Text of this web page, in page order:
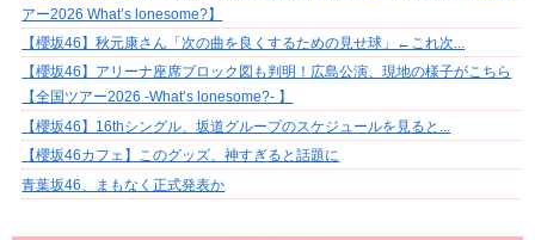
アー2026 What’s lonesome?】
【櫻坂46】秋元康さん「次の曲を良くするための見せ球」←これ次...
【櫻坂46】アリーナ座席ブロック図も判明！広島公演、現地の様子がこちら
【全国ツアー2026 -What’s lonesome?- 】
【櫻坂46】16thシングル、坂道グループのスケジュールを見ると...
【櫻坂46カフェ】このグッズ、神すぎると話題に
青葉坂46、まもなく正式発表か